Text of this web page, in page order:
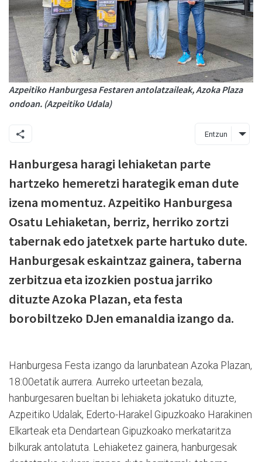
Azpeitiko Hanburgesa Festaren antolatzaileak, Azoka Plaza
ondoan. (Azpeitiko Udala)
Entzun
Hanburgesa haragi lehiaketan parte
hartzeko hemeretzi harategik eman dute
izena momentuz. Azpeitiko Hanburgesa
Osatu Lehiaketan, berriz, herriko zortzi
tabernak edo jatetxek parte hartuko dute.
Hanburgesak eskaintzaz gainera, taberna
zerbitzua eta izozkien postua jarriko
dituzte Azoka Plazan, eta festa
borobiltzeko DJen emanaldia izango da.
Hanburgesa Festa izango da larunbatean Azoka Plazan,
18:00etatik aurrera. Aurreko urteetan bezala,
hanburgesaren bueltan bi lehiaketa jokatuko dituzte,
Azpeitiko Udalak, Ederto-Harakel Gipuzkoako Harakinen
Elkarteak eta Dendartean Gipuzkoako merkataritza
bilkurak antolatuta. Lehiaketez gainera, hanburgesak